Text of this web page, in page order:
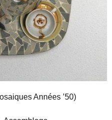
Années ’50)